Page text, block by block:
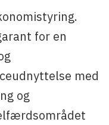
for en
med
og